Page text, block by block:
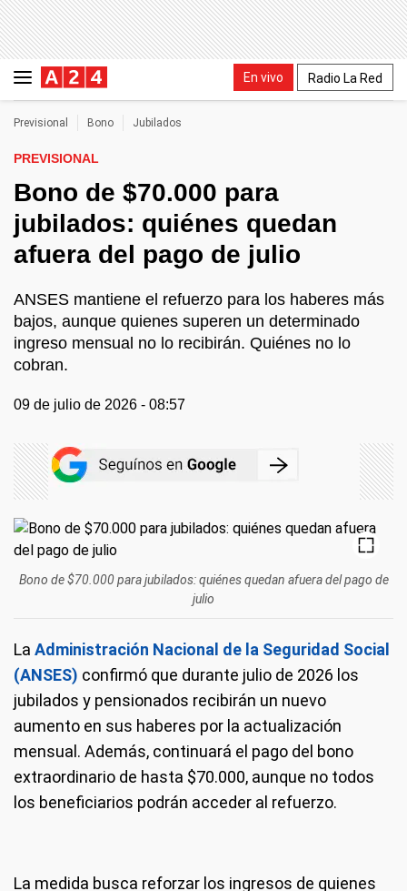
En vivo Radio La Red
Previsional Bono Jubilados
PREVISIONAL
Bono de $70.000 para
jubilados: quiénes quedan
afuera del pago de julio
ANSES mantiene el refuerzo para los haberes más
bajos, aunque quienes superen un determinado
ingreso mensual no lo recibirán. Quiénes no lo
cobran.
09 de julio de 2026 - 08:57
Bono de $70.000 para jubilados: quiénes quedan afuera del pago de
julio
La Administración Nacional de la Seguridad Social
(ANSES) confirmó que durante julio de 2026 los
jubilados y pensionados recibirán un nuevo
aumento en sus haberes por la actualización
mensual. Además, continuará el pago del bono
extraordinario de hasta $70.000, aunque no todos
los beneficiarios podrán acceder al refuerzo.
La medida busca reforzar los ingresos de quienes